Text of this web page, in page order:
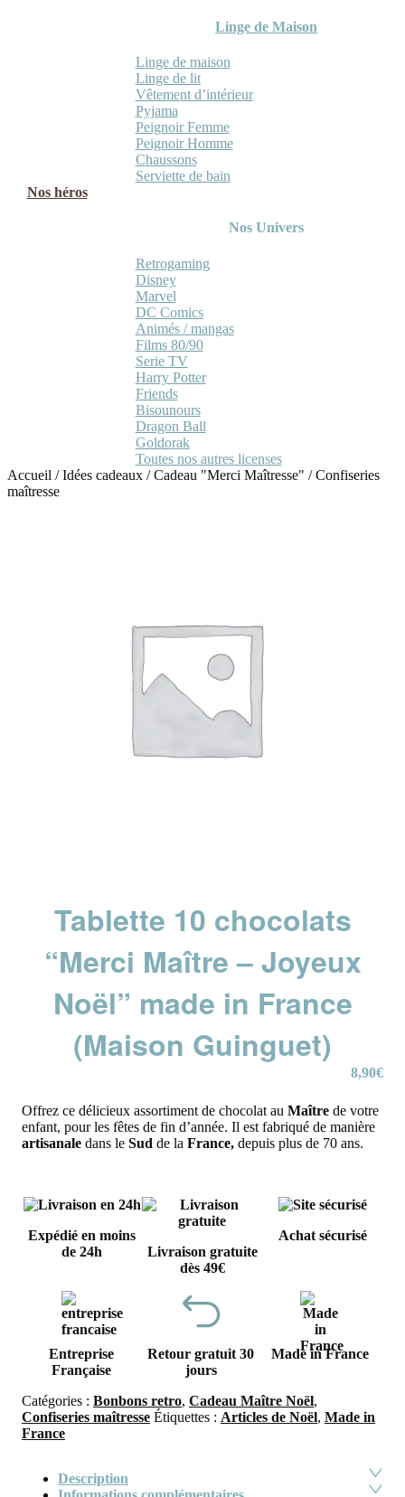
Linge de Maison
Linge de maison
Linge de lit
Vêtement d’intérieur
Pyjama
Peignoir Femme
Peignoir Homme
Chaussons
Serviette de bain
Nos héros
Nos Univers
Retrogaming
Disney
Marvel
DC Comics
Animés / mangas
Films 80/90
Serie TV
Harry Potter
Friends
Bisounours
Dragon Ball
Goldorak
Toutes nos autres licenses
Accueil /Idées cadeaux /Cadeau "Merci Maîtresse" /Confiseries
maîtresse
Tablette 10 chocolats
“Merci Maître – Joyeux
Noël” made in France
(Maison Guinguet)
8,90€
Offrez ce délicieux assortiment de chocolat au Maître de votre
enfant, pour les fêtes de fin d’année. Il est fabriqué de manière
artisanale dans le Sud de la France, depuis plus de 70 ans.
Expédié en moins
de 24h
Livraison gratuite
dès 49€
Achat sécurisé
Entreprise
Française
Retour gratuit 30
jours
Made in France
Catégories : Bonbons retro, Cadeau Maître Noël,
Confiseries maîtresse Étiquettes : Articles de Noël, Made in
France
Description